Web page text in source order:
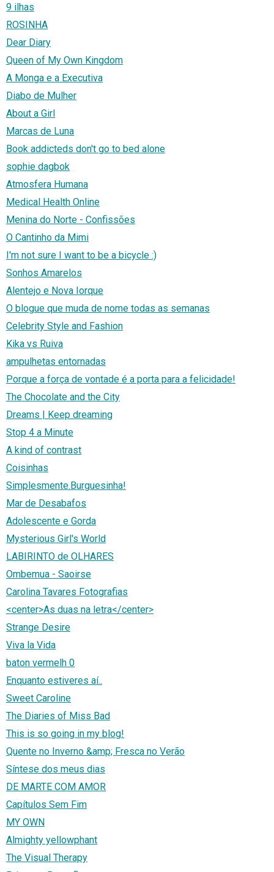
9 ilhas
ROSINHA
Dear Diary
Queen of My Own Kingdom
A Monga e a Executiva
Diabo de Mulher
About a Girl
Marcas de Luna
Book addicteds don't go to bed alone
sophie dagbok
Atmosfera Humana
Medical Health Online
Menina do Norte - Confissões
O Cantinho da Mimi
I'm not sure I want to be a bicycle :)
Sonhos Amarelos
Alentejo e Nova Iorque
O blogue que muda de nome todas as semanas
Celebrity Style and Fashion
Kika vs Ruiva
ampulhetas entornadas
Porque a força de vontade é a porta para a felicidade!
The Chocolate and the City
Dreams | Keep dreaming
Stop 4 a Minute
A kind of contrast
Coisinhas
Simplesmente.Burguesinha!
Mar de Desabafos
Adolescente e Gorda
Mysterious Girl's World
LABIRINTO de OLHARES
Ombemua - Saoirse
Carolina Tavares Fotografias
<center>As duas na letra</center>
Strange Desire
Viva la Vida
baton vermelh 0
Enquanto estiveres aí..
Sweet Caroline
The Diaries of Miss Bad
This is so going in my blog!
Quente no Inverno &amp; Fresca no Verão
Síntese dos meus dias
DE MARTE COM AMOR
Capítulos Sem Fim
MY OWN
Almighty yellowphant
The Visual Therapy